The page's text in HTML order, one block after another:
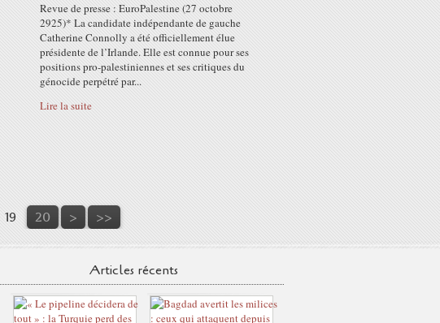
Revue de presse : EuroPalestine (27 octobre
2925)* La candidate indépendante de gauche
Catherine Connolly a été officiellement élue
présidente de l’Irlande. Elle est connue pour ses
positions pro-palestiniennes et ses critiques du
génocide perpétré par...
Lire la suite
19 20 30
40
50
60
70
80
90
100
> >>
Articles récents